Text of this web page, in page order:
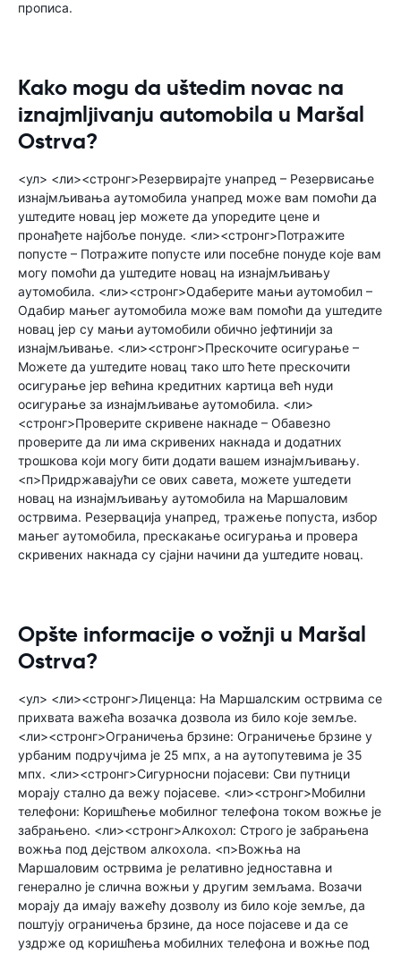
прописа.
Kako mogu da uštedim novac na
iznajmljivanju automobila u Maršal
Ostrva?
<ул> <ли><стронг>Резервирајте унапред – Резервисање
изнајмљивања аутомобила унапред може вам помоћи да
уштедите новац јер можете да упоредите цене и
пронађете најбоље понуде. <ли><стронг>Потражите
попусте – Потражите попусте или посебне понуде које вам
могу помоћи да уштедите новац на изнајмљивању
аутомобила. <ли><стронг>Одаберите мањи аутомобил –
Одабир мањег аутомобила може вам помоћи да уштедите
новац јер су мањи аутомобили обично јефтинији за
изнајмљивање. <ли><стронг>Прескочите осигурање –
Можете да уштедите новац тако што ћете прескочити
осигурање јер већина кредитних картица већ нуди
осигурање за изнајмљивање аутомобила. <ли>
<стронг>Проверите скривене накнаде – Обавезно
проверите да ли има скривених накнада и додатних
трошкова који могу бити додати вашем изнајмљивању.
<п>Придржавајући се ових савета, можете уштедети
новац на изнајмљивању аутомобила на Маршаловим
острвима. Резервација унапред, тражење попуста, избор
мањег аутомобила, прескакање осигурања и провера
скривених накнада су сјајни начини да уштедите новац.
Opšte informacije o vožnji u Maršal
Ostrva?
<ул> <ли><стронг>Лиценца: На Маршалским острвима се
прихвата важећа возачка дозвола из било које земље.
<ли><стронг>Ограничења брзине: Ограничење брзине у
урбаним подручјима је 25 мпх, а на аутопутевима је 35
мпх. <ли><стронг>Сигурносни појасеви: Сви путници
морају стално да вежу појасеве. <ли><стронг>Мобилни
телефони: Коришћење мобилног телефона током вожње је
забрањено. <ли><стронг>Алкохол: Строго је забрањена
вожња под дејством алкохола. <п>Вожња на
Маршаловим острвима је релативно једноставна и
генерално је слична вожњи у другим земљама. Возачи
морају да имају важећу дозволу из било које земље, да
поштују ограничења брзине, да носе појасеве и да се
уздрже од коришћења мобилних телефона и вожње под